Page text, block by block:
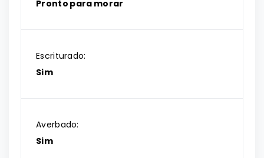
Pronto para morar
Escriturado:
Sim
Averbado:
Sim